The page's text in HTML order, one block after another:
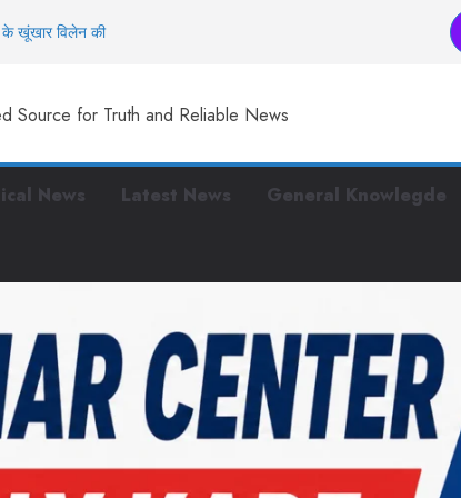
के खूंखार विलेन की
तैयार
पर बीच सड़क पर
Source for Truth and Reliable News
News Latest News General Knowlegde